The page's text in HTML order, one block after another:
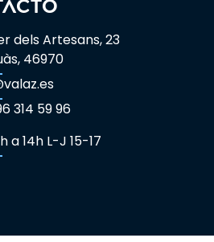
dels Artesans, 23
46970
314 59 96
a 14h L-J 15-17